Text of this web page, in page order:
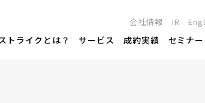
会社情報 IR
ストライクとは？ サービス 成約実績 セミナー